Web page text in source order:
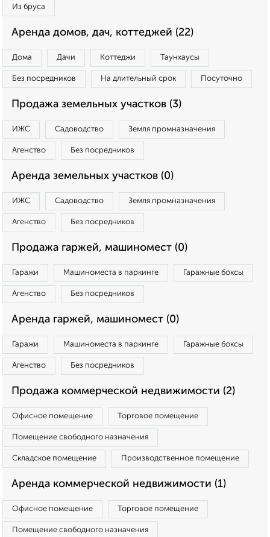
Из бруса
Аренда домов, дач, коттеджей (22)
Дома Дачи Коттеджи Таунхаусы
Без посредников На длительный срок Посуточно
Продажа земельных участков (3)
ИЖС Садоводство Земля промназначения
Агенство Без посредников
Аренда земельных участков (0)
ИЖС Садоводство Земля промназначения
Агенство Без посредников
Продажа гаржей, машиномест (0)
Гаражи Машиноместа в паркинге Гаражные боксы
Агенство Без посредников
Аренда гаржей, машиномест (0)
Гаражи Машиноместа в паркинге Гаражные боксы
Агенство Без посредников
Продажа коммерческой недвижимости (2)
Офисное помещение Торговое помещение
Помещение свободного назначения
Складское помещение Производственное помещение
Аренда коммерческой недвижимости (1)
Офисное помещение Торговое помещение
Помещение свободного назначения